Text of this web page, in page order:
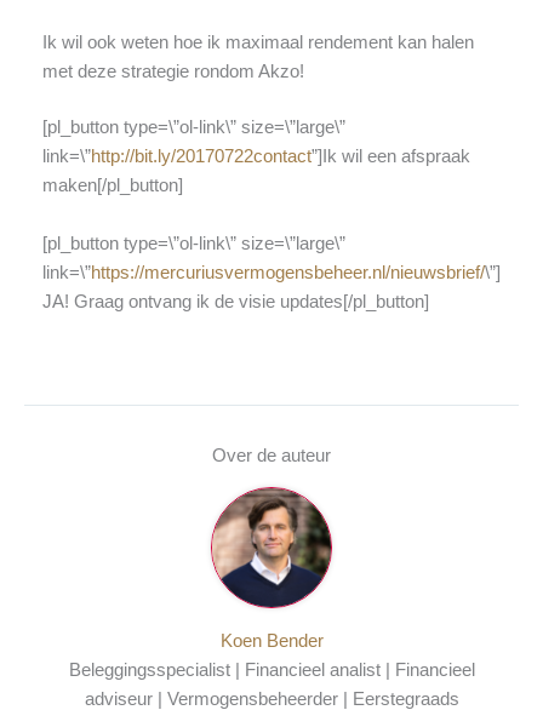
Ik wil ook weten hoe ik maximaal rendement kan halen
met deze strategie rondom Akzo!
[pl_button type=\”ol-link\” size=\”large\”
link=\”http://bit.ly/20170722contact”]Ik wil een afspraak
maken[/pl_button]
[pl_button type=\”ol-link\” size=\”large\”
link=\”https://mercuriusvermogensbeheer.nl/nieuwsbrief/\”]
JA! Graag ontvang ik de visie updates[/pl_button]
Over de auteur
Koen Bender
Beleggingsspecialist | Financieel analist | Financieel
adviseur | Vermogensbeheerder | Eerstegraads